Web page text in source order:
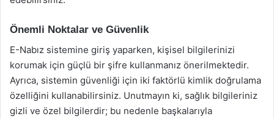
Önemli Noktalar ve Güvenlik
E-Nabız sistemine giriş yaparken, kişisel bilgilerinizi
korumak için güçlü bir şifre kullanmanız önerilmektedir.
Ayrıca, sistemin güvenliği için iki faktörlü kimlik doğrulama
özelliğini kullanabilirsiniz. Unutmayın ki, sağlık bilgileriniz
gizli ve özel bilgilerdir; bu nedenle başkalarıyla